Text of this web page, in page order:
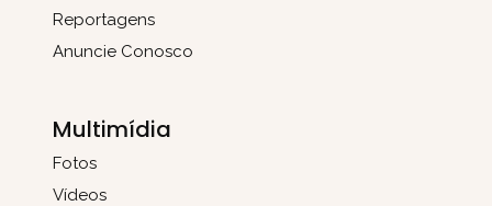
Reportagens
Anuncie Conosco
Multimídia
Fotos
Vídeos